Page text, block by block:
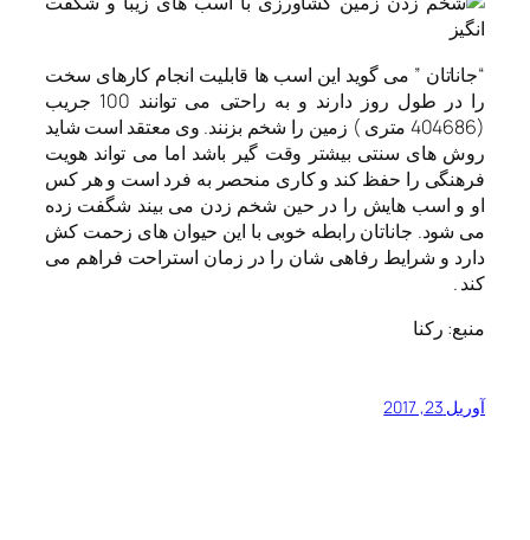
“جاناتان ” می گوید این اسب ها قابلیت انجام کارهای سخت
را در طول روز دارند و به راحتی می توانند 100 جریب
(404686 متری ) زمین را شخم بزنند. وی معتقد است شاید
روش های سنتی بیشتر وقت گیر باشد اما می تواند هویت
فرهنگی را حفظ کند و کاری منحصر به فرد است و هر کس
او و اسب هایش را در حین شخم زدن می بیند شگفت زده
می شود. جاناتان رابطه خوبی با این حیوان های زحمت کش
دارد و شرایط رفاهی شان را در زمان استراحت فراهم می
کند .
منبع: رکنا
آوریل 23, 2017